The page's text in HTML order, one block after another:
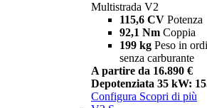
Multistrada V2
115,6 CV Potenza
92,1 Nm Coppia
199 kg Peso in
senza carburante
A partire da 16.890 €
Depotenziata 35 kW:
Configura Scopri di più